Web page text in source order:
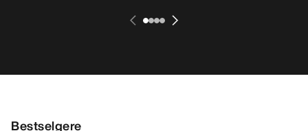
Bestselgere